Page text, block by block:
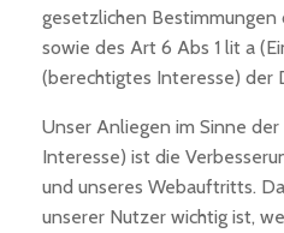
gesetzlichen Bestimmungen
sowie des Art 6 Abs 1 lit a
(berechtigtes Interesse) der
Unser Anliegen im Sinne
Interesse) ist die
und unseres Webauftritts.
unserer Nutzer wichtig ist,